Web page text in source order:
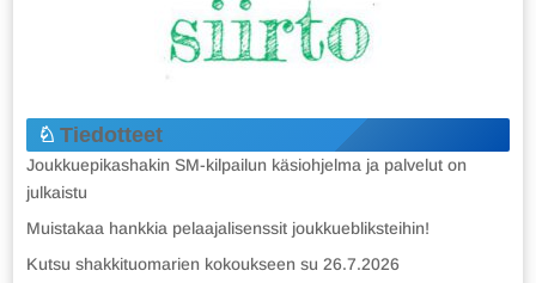
Tiedotteet
Joukkuepikashakin SM-kilpailun käsiohjelma ja palvelut on
julkaistu
Muistakaa hankkia pelaajalisenssit joukkuebliksteihin!
Kutsu shakkituomarien kokoukseen su 26.7.2026